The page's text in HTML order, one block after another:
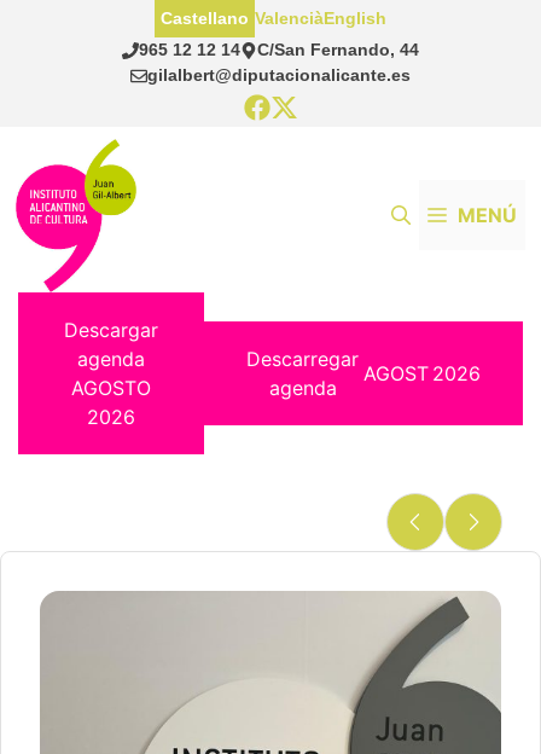
965 12 12 14
C/San Fernando, 44
gilalbert@diputacionalicante.es
Castellano ValenciàEnglish
MENÚ
Descargar
agenda
AGOSTO
2026
Descarregar
agenda
AGOST 2026